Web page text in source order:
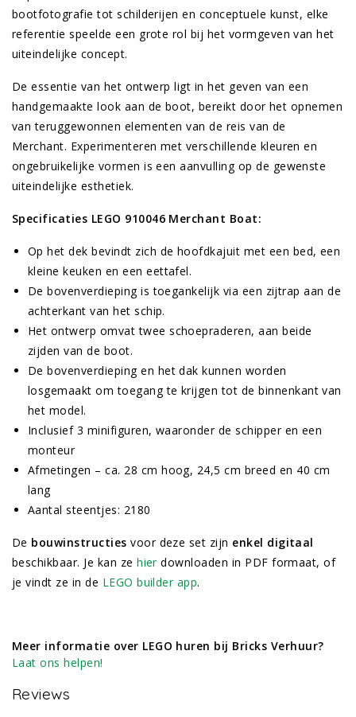
bootfotografie tot schilderijen en conceptuele kunst, elke
referentie speelde een grote rol bij het vormgeven van het
uiteindelijke concept.
De essentie van het ontwerp ligt in het geven van een
handgemaakte look aan de boot, bereikt door het opnemen
van teruggewonnen elementen van de reis van de
Merchant. Experimenteren met verschillende kleuren en
ongebruikelijke vormen is een aanvulling op de gewenste
uiteindelijke esthetiek.
Specificaties LEGO 910046 Merchant Boat:
Op het dek bevindt zich de hoofdkajuit met een bed, een
kleine keuken en een eettafel.
De bovenverdieping is toegankelijk via een zijtrap aan de
achterkant van het schip.
Het ontwerp omvat twee schoepraderen, aan beide
zijden van de boot.
De bovenverdieping en het dak kunnen worden
losgemaakt om toegang te krijgen tot de binnenkant van
het model.
Inclusief 3 minifiguren, waaronder de schipper en een
monteur
Afmetingen – ca. 28 cm hoog, 24,5 cm breed en 40 cm
lang
Aantal steentjes: 2180
De bouwinstructies voor deze set zijn enkel digitaal
beschikbaar. Je kan zehierdownloaden in PDF formaat, of
je vindt ze in de LEGO builder app.
Meer informatie over LEGO huren bij Bricks Verhuur?
Laat ons helpen!
Reviews